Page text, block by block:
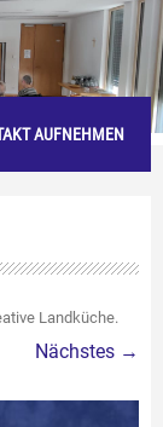
AUFNEHMEN
Landküche.
Nächstes →